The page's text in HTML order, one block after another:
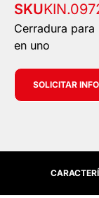
SKU
Cerradura
en uno
SOLICITAR